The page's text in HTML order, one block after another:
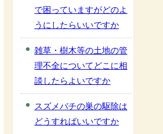
で困っていますがどのよ
うにしたらいいですか
雑草・樹木等の土地の管
理不全についてどこに相
談したらよいですか
スズメバチの巣の駆除は
どうすればいいですか